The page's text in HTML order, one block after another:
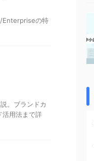
Enterpriseの特
。ブランドカ
活用法まで詳